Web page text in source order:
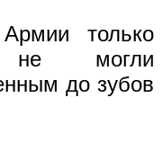
только
не могли
до зубов